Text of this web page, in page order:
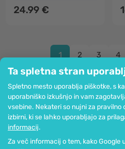
Ta spletna stran
Spletno mesto uporablja piškotke, s
uporabniško izkušnjo in vam
vsebine. Nekateri so nujni za pravilno
izbirni, ki se lahko uporabljajo za
informacij.
Za več informacij o tem, kako Google
24.99 €
1 2 3 4
Podjetje
Informacije
Pridružite se nam